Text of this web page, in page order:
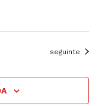
Eventos
seguinte